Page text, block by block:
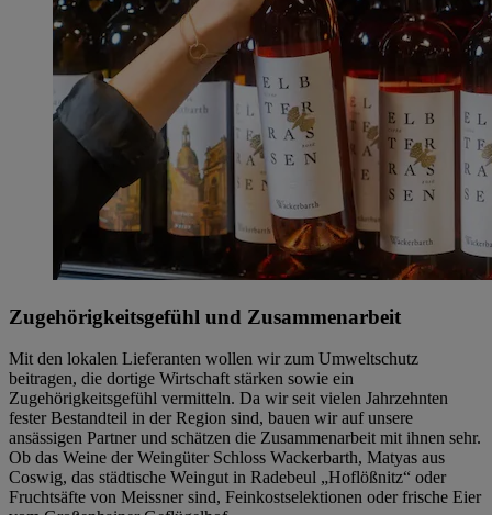
Zugehörigkeitsgefühl und Zusammenarbeit
Mit den lokalen Lieferanten wollen wir zum Umweltschutz
beitragen, die dortige Wirtschaft stärken sowie ein
Zugehörigkeitsgefühl vermitteln. Da wir seit vielen Jahrzehnten
fester Bestandteil in der Region sind, bauen wir auf unsere
ansässigen Partner und schätzen die Zusammenarbeit mit ihnen sehr.
Ob das Weine der Weingüter Schloss Wackerbarth, Matyas aus
Coswig, das städtische Weingut in Radebeul „Hoflößnitz“ oder
Fruchtsäfte von Meissner sind, Feinkostselektionen oder frische Eier